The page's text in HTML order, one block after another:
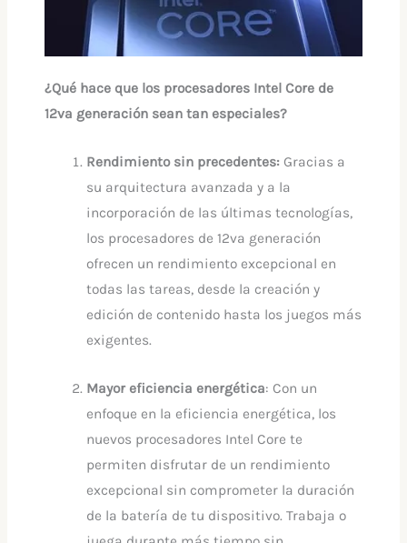
¿Qué hace que los procesadores Intel Core de
12va generación sean tan especiales?
Rendimiento sin precedentes: Gracias a
su arquitectura avanzada y a la
incorporación de las últimas tecnologías,
los procesadores de 12va generación
ofrecen un rendimiento excepcional en
todas las tareas, desde la creación y
edición de contenido hasta los juegos más
exigentes.
Mayor eficiencia energética: Con un
enfoque en la eficiencia energética, los
nuevos procesadores Intel Core te
permiten disfrutar de un rendimiento
excepcional sin comprometer la duración
de la batería de tu dispositivo. Trabaja o